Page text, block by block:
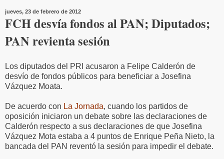
jueves, 23 de febrero de 2012
FCH desvía fondos al PAN; Diputados;
PAN revienta sesión
Los diputados del PRI acusaron a Felipe Calderón de
desvío de fondos públicos para beneficiar a Josefina
Vázquez Moata.
De acuerdo con La Jornada, cuando los partidos de
oposición iniciaron un debate sobre las declaraciones de
Calderón respecto a sus declaraciones de que Josefina
Vázquez Mota estaba a 4 puntos de Enrique Peña Nieto, la
bancada del PAN reventó la sesión para impedir el debate.